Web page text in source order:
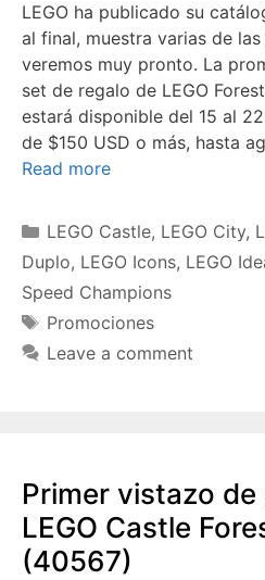
LEGO ha publicado su
al final, muestra varias de
veremos muy pronto. La
set de regalo de LEGO
estará disponible del 15 al
de $150 USD o más, hasta
Read more
Categories
LEGO Castle, LEGO City,
Duplo, LEGO Icons, LEGO
Speed Champions
Tags
Promociones
Leave a comment
Primer vistazo
LEGO Castle
(40567)